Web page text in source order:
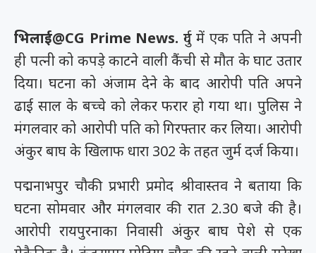
भिलाई@CG Prime News. दुर्ग में एक पति ने अपनी
ही पत्नी को कपड़े काटने वाली कैंची से मौत के घाट उतार
दिया। घटना को अंजाम देने के बाद आरोपी पति अपने
ढाई साल के बच्चे को लेकर फरार हो गया था। पुलिस ने
मंगलवार को आरोपी पति को गिरफ्तार कर लिया। आरोपी
अंकुर बाघ के खिलाफ धारा 302 के तहत जुर्म दर्ज किया।
पद्मनाभपुर चौकी प्रभारी प्रमोद श्रीवास्तव ने बताया कि
घटना सोमवार और मंगलवार की रात 2.30 बजे की है।
आरोपी रायपुरनाका निवासी अंकुर बाघ पेशे से एक